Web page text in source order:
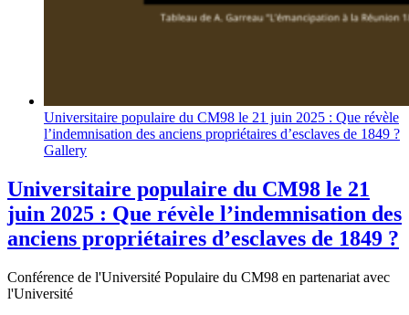
Universitaire populaire du CM98 le 21 juin 2025 : Que révèle
l’indemnisation des anciens propriétaires d’esclaves de 1849 ?
Gallery
Universitaire populaire du CM98 le 21
juin 2025 : Que révèle l’indemnisation des
anciens propriétaires d’esclaves de 1849 ?
Conférence de l'Université Populaire du CM98 en partenariat avec
l'Université